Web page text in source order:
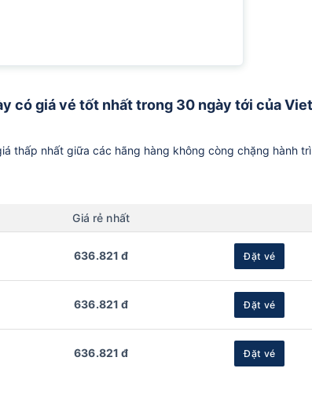
có giá vé tốt nhất trong 30 ngày tới của
thấp nhất giữa các hãng hàng không còng chặng hành
Giá rẻ nhất
636.821 đ Đặt vé
636.821 đ Đặt vé
636.821 đ Đặt vé